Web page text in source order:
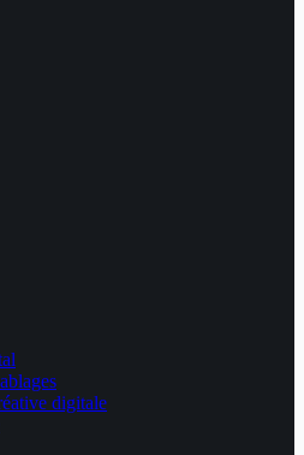
digitale